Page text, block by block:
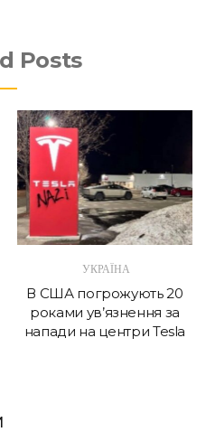
Posts
УКРАЇНА
В США погрожують 20
роками ув’язнення за
напади на центри Tesla